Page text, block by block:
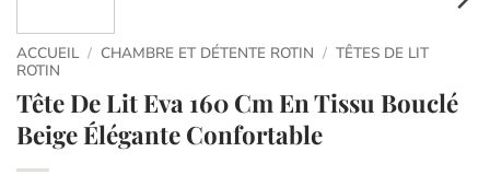
ACCUEIL / CHAMBRE ET DÉTENTE ROTIN / TÊTES DE LIT
ROTIN
Tête De Lit Eva 160 Cm En Tissu Bouclé
Beige Élégante Confortable